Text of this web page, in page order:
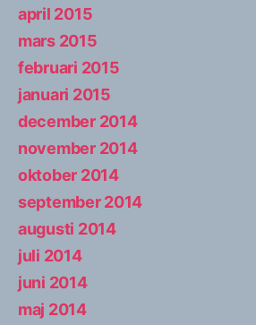
april 2015
mars 2015
februari 2015
januari 2015
december 2014
november 2014
oktober 2014
september 2014
augusti 2014
juli 2014
juni 2014
maj 2014